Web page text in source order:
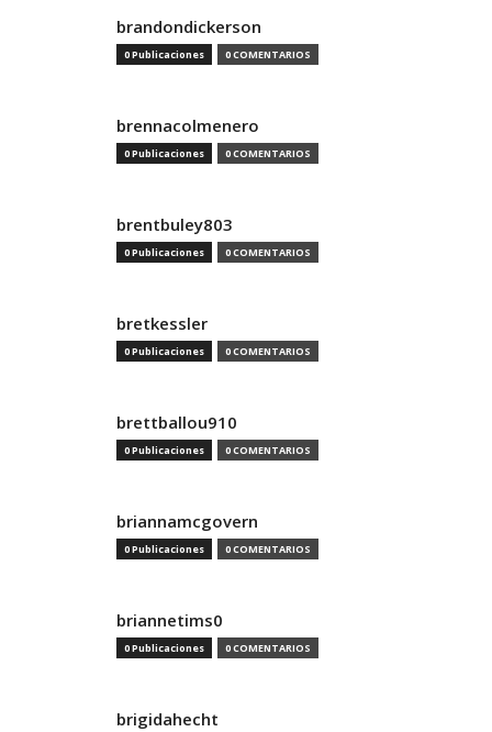
brandondickerson
0 Publicaciones 0 COMENTARIOS
brennacolmenero
0 Publicaciones 0 COMENTARIOS
brentbuley803
0 Publicaciones 0 COMENTARIOS
bretkessler
0 Publicaciones 0 COMENTARIOS
brettballou910
0 Publicaciones 0 COMENTARIOS
briannamcgovern
0 Publicaciones 0 COMENTARIOS
briannetims0
0 Publicaciones 0 COMENTARIOS
brigidahecht